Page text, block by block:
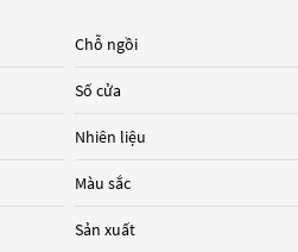
Chỗ ngồi
Số cửa
Nhiên liệu
Màu sắc
Sản xuất